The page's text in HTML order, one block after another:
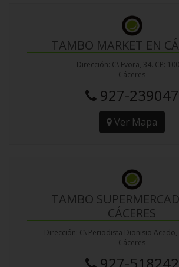
TAMBO MARKET EN
Dirección: C\ Evora, 34. CP:
Cáceres
927-239047
Ver Mapa
TAMBO
CÁCERES
Dirección: C\ Periodista Dionisio Acedo,
Cáceres